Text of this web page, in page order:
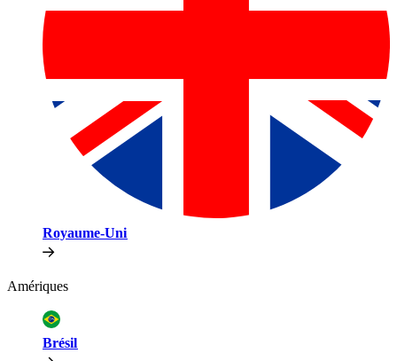
Royaume-Uni​​
Amériques​​
Brésil​​